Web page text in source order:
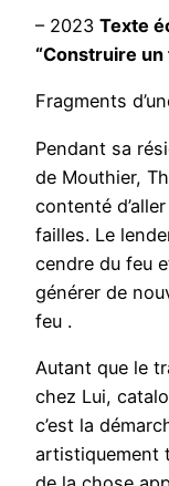
– 2023 Texte
“Construire un
Fragments
Pendant sa
de Mouthier,
contenté
failles. Le
cendre du feu
générer de
feu .
Autant que le
chez Lui,
c’est la
artistiquement